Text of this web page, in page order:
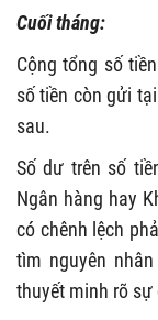
Cuối tháng:
Cộng tổng số
số tiền còn gửi
sau.
Số dư trên số
Ngân hàng hay
có chênh lệch
tìm nguyên
thuyết minh rõ sự